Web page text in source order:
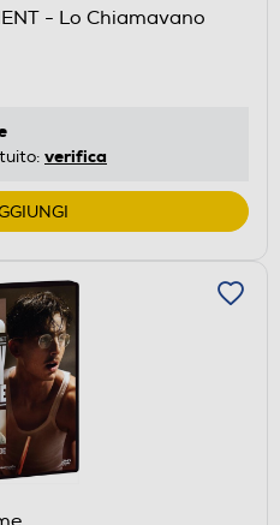
- Lo Chiamavano
verifica